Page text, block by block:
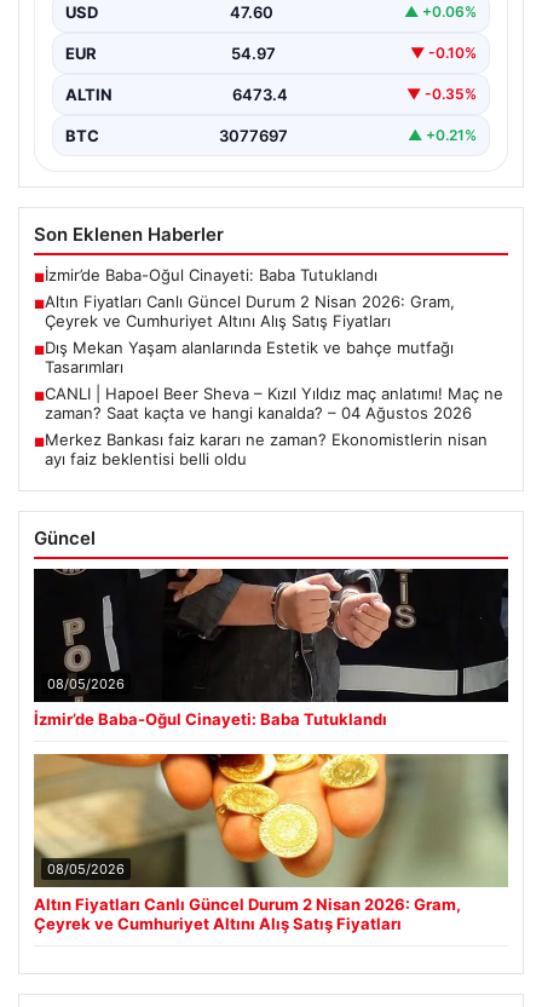
2 Nisan 2026 tarihi itibarıyla altın piyasasında yaşanan
USD 47.60 ▲ +0.06%
EUR 54.97 ▼ -0.10%
ALTIN 6473.4 ▼ -0.35%
BTC 3077697 ▲ +0.21%
Son Eklenen Haberler
■İzmir’de Baba-Oğul Cinayeti: Baba Tutuklandı
■Altın Fiyatları Canlı Güncel Durum 2 Nisan 2026: Gram,
Çeyrek ve Cumhuriyet Altını Alış Satış Fiyatları
■Dış Mekan Yaşam alanlarında Estetik ve bahçe mutfağı
Tasarımları
■CANLI | Hapoel Beer Sheva – Kızıl Yıldız maç anlatımı! Maç ne
zaman? Saat kaçta ve hangi kanalda? – 04 Ağustos 2026
■Merkez Bankası faiz kararı ne zaman? Ekonomistlerin nisan
ayı faiz beklentisi belli oldu
Güncel
08/05/2026
İzmir’de Baba-Oğul Cinayeti: Baba Tutuklandı
08/05/2026
Altın Fiyatları Canlı Güncel Durum 2 Nisan 2026: Gram,
Çeyrek ve Cumhuriyet Altını Alış Satış Fiyatları